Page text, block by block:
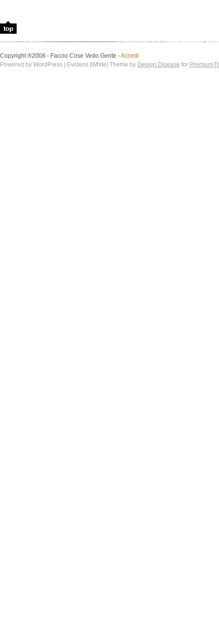
top
Copyright ®2008 - Faccio Cose Vedo Gente -Accedi
Powered by WordPress | Evidens [White] Theme by Design Disease for